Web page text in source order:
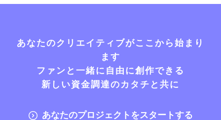
あなたのクリエイティブがここから始まり
ます
ファンと一緒に自由に創作できる
新しい資金調達のカタチと共に
あなたのプロジェクトをスタートする